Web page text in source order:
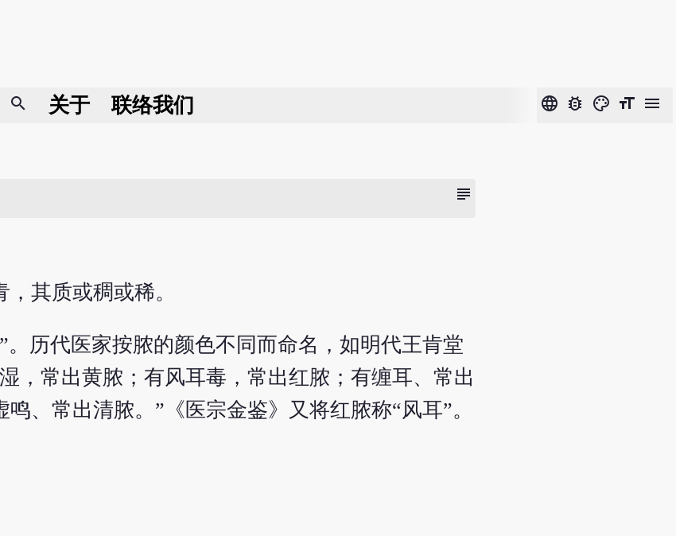
search 关于 联络我们 language bug_report color_lens format_size menu
subject
其质或稠或稀。
历代医家按脓的颜色不同而命名，如明代王肯堂
，常出黄脓；有风耳毒，常出红脓；有缠耳、常出
、常出清脓。”《医宗金鉴》又将红脓称“风耳”。